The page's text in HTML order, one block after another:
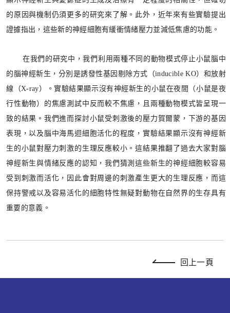
的原因與機制仍須更多的研究來了解。此外，近年來有些實驗提出
證據指出，這些新的神經細胞有緩衝情緒壓力並減低焦慮的功能。
在我們的研究中，我們利用兩種不同的動物模式停止小鼠腦中
的腦神經新生，分別是誘發性基因剔除方式（inducible KO）和放射
線（X-ray）。實驗結果顯示沒有神經新生的小鼠在夜間（小鼠是夜
行性動物）的焦慮測試中反而較不焦慮，且兩種動物模式皆呈現一
致的結果。我們進而探討小鼠受刺激後的壓力賀爾蒙，下游的基因
表現，以及腦中海馬迴細胞活化的程度，實驗結果顯示沒有神經新
生的小鼠對壓力刺激的生理反應較小。這結果推翻了過去大家對腦
神經新生與情緒反應的認知，我們猜測這些新生的神經細胞較容易
受到刺激而活化，因此會對周邊的刺激產生更大的生理反應，而這
保持警戒以及容易活化的細胞特性無疑對動物在自然界的生存具有
重要的意義。
回上一頁